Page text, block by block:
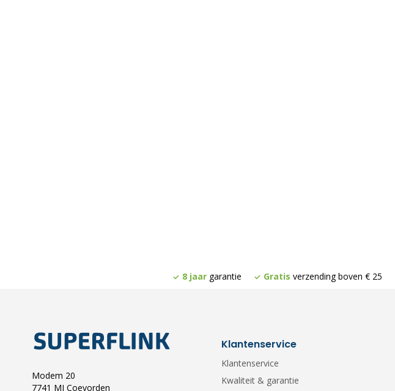
8 jaargarantie Gratis verzending boven € 25
Modem 20
7741 MJ Coevorden
Klantenservice
Klantenservice
Kwaliteit & garantie